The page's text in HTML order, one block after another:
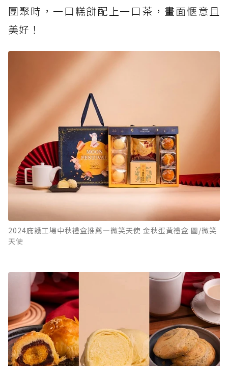
團聚時，一口糕餅配上一口茶，畫面愜意且
美好！
2024庇護工場中秋禮盒推薦—微笑天使 金秋蛋黃禮盒 圖/微笑
天使